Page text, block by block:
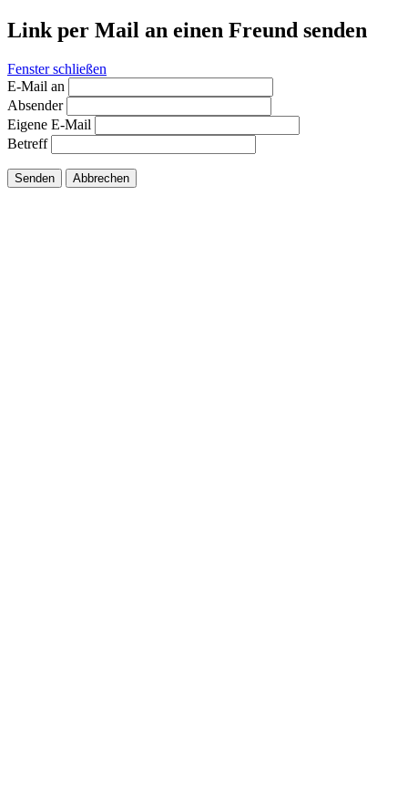
Link per Mail an einen Freund senden
Fenster schließen
E-Mail an
Absender
Eigene E-Mail
Betreff
Senden Abbrechen